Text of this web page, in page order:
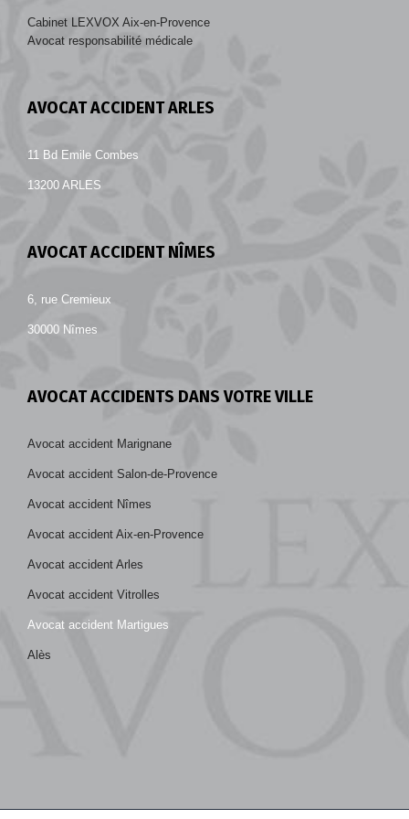
Cabinet LEXVOX Aix-en-Provence
Avocat responsabilité médicale
AVOCAT ACCIDENT ARLES
11 Bd Emile Combes
13200 ARLES
AVOCAT ACCIDENT NÎMES
6, rue Cremieux
30000 Nîmes
AVOCAT ACCIDENTS DANS VOTRE VILLE
Avocat accident Marignane
Avocat accident Salon-de-Provence
Avocat accident Nîmes
Avocat accident Aix-en-Provence
Avocat accident Arles
Avocat accident Vitrolles
Avocat accident Martigues
Alès